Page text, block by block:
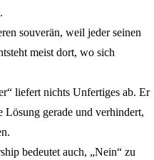
souverän, weil jeder seinen
meist dort, wo sich
liefert nichts Unfertiges ab. Er
Lösung gerade und verhindert,
bedeutet auch, „Nein“ zu